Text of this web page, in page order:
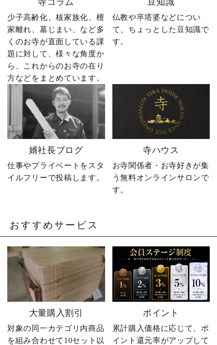
屋”です。 卒塔婆に関する
疑問をわかりやすく解説
しながら、 住職・寺院向
けの有益な情報や やじ社
長の日常まで発信中！▶
@sotoubaya140 ご相談は
DM・公式LINEからお気
軽にどうぞ📩 #やじ社長 #
卒塔婆 #卒塔婆屋さん #日
の出町 婿社長
ーーーーーー 創業明治15
年｜卒塔婆専門メーカー
東京・日の出町を拠点
に、全国6,000以上のお寺
とお取引する、 お寺のこ
しながら、 住職・寺院向
けの有益な情報や やじ社
長の日常まで発信中！▶
@sotoubaya140 ご相談は
DM・公式LINEからお気
軽にどうぞ📩 #やじ社長 #
卒塔婆 #卒塔婆屋さん #日
の出町 婿社長
少子高齢化、核家族化、檀
家離れ、墓じまい、など多
くのお寺が直面している課
題に対して、様々な角度か
ら、これからのお寺の在り
方などをまとめています。
仏教や卒塔婆などについ
て、ちょっとした豆知識で
す。
婿社長ブログ
仕事やプライベートをスタ
イルフリーで投稿します。
寺ハウス
お寺関係者・お寺好きが集
う無料オンラインサロンで
す。
おすすめサービス
大量購入割引
対象の同一カテゴリ内商品
を組み合わせて10セット以
ポイント
累計購入価格に応じて、ポ
イント還元率がアップして